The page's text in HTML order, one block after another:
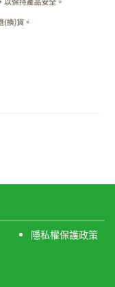
隱私權保護政策